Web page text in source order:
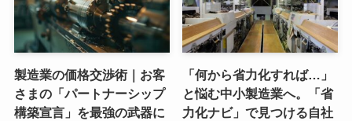
製造業の価格交渉術｜お客
さまの「パートナーシップ
構築宣言」を最強の武器に
「何から省力化すれば…」
と悩む中小製造業へ。「省
力化ナビ」で見つける自社